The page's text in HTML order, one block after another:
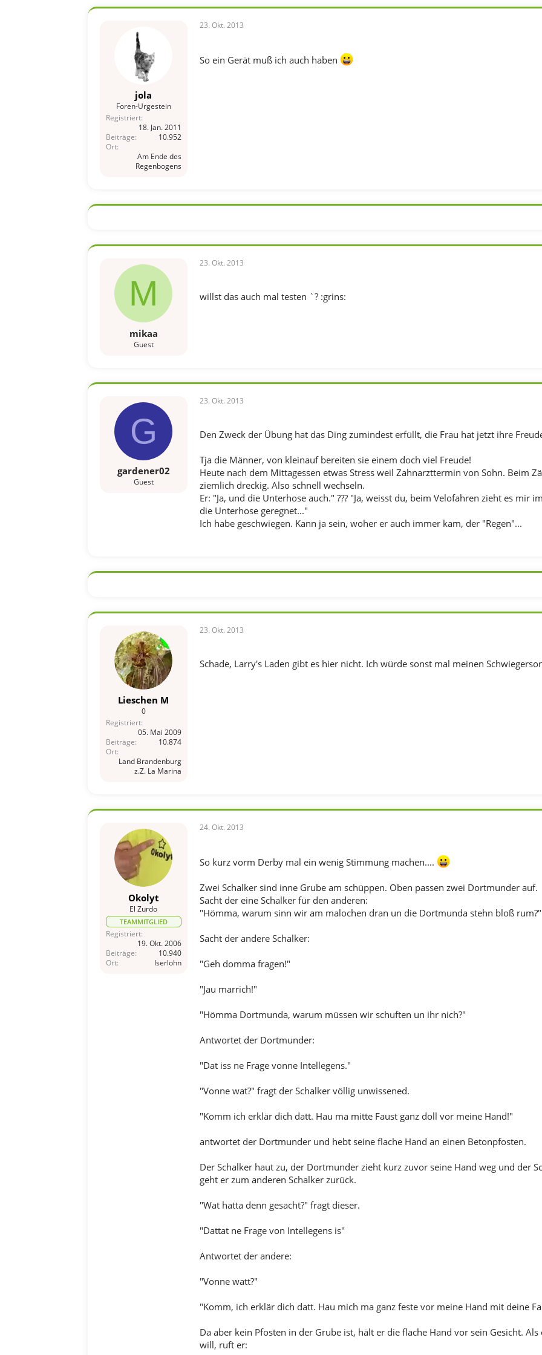
jola
Foren-Urgestein
Registriert
18. Jan. 2011
Beiträge
10.952
Ort
Am Ende des
Regenbogens
23. Okt. 2013
So ein Gerät muß ich auch haben
M
mikaa
Guest
23. Okt. 2013
willst das auch mal testen `? :grins:
G
gardener02
Guest
23. Okt. 2013
Den Zweck der Übung hat das Ding zumindest erfüllt, die Frau hat jetzt ihre
Tja die Männer, von kleinauf bereiten sie einem doch viel Freude!
Heute nach dem Mittagessen etwas Stress weil Zahnarzttermin von Sohn. Beim
ziemlich dreckig. Also schnell wechseln.
Er: "Ja, und die Unterhose auch." ??? "Ja, weisst du, beim Velofahren zieht es mir
die Unterhose geregnet..."
Ich habe geschwiegen. Kann ja sein, woher er auch immer kam, der "Regen"...
Lieschen M
0
Registriert
05. Mai 2009
Beiträge
10.874
Ort
Land Brandenburg
z.Z. La Marina
23. Okt. 2013
Schade, Larry's Laden gibt es hier nicht. Ich würde sonst mal meinen
Okolyt
El Zurdo
TEAMMITGLIED
Registriert
19. Okt. 2006
Beiträge
10.940
Ort
Iserlohn
24. Okt. 2013
So kurz vorm Derby mal ein wenig Stimmung machen....
Zwei Schalker sind inne Grube am schüppen. Oben passen zwei Dortmunder auf.
Sacht der eine Schalker für den anderen:
"Hömma, warum sinn wir am malochen dran un die Dortmunda stehn bloß rum?"
Sacht der andere Schalker:
"Geh domma fragen!"
"Jau marrich!"
"Hömma Dortmunda, warum müssen wir schuften un ihr nich?"
Antwortet der Dortmunder:
"Dat iss ne Frage vonne Intellegens."
"Vonne wat?" fragt der Schalker völlig unwissened.
"Komm ich erklär dich datt. Hau ma mitte Faust ganz doll vor meine Hand!"
antwortet der Dortmunder und hebt seine flache Hand an einen Betonpfosten.
Der Schalker haut zu, der Dortmunder zieht kurz zuvor seine Hand weg und der
geht er zum anderen Schalker zurück.
"Wat hatta denn gesacht?" fragt dieser.
"Dattat ne Frage von Intellegens is"
Antwortet der andere:
"Vonne watt?"
"Komm, ich erklär dich datt. Hau mich ma ganz feste vor meine Hand mit deine
Da aber kein Pfosten in der Grube ist, hält er die flache Hand vor sein Gesicht.
will, ruft er: